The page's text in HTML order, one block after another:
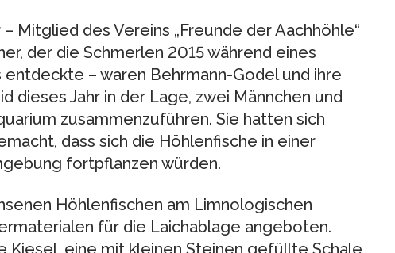
Mitglied des Vereins „Freunde der Aachhöhle“
der die Schmerlen 2015 während eines
– waren Behrmann-Godel und ihre
dieses Jahr in der Lage, zwei Männchen und
zusammenzuführen. Sie hatten sich
dass sich die Höhlenfische in einer
fortpflanzen würden.
Höhlenfischen am Limnologischen
für die Laichablage angeboten.
Kiesel, eine mit kleinen Steinen gefüllte Schale